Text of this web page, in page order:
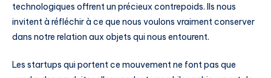
technologiques offrent un précieux contrepoids. Ils nous
invitent à réfléchir à ce que nous voulons vraiment conserver
dans notre relation aux objets qui nous entourent.
Les startups qui portent ce mouvement ne font pas que